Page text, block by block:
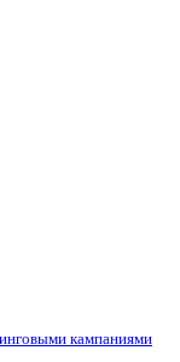
кампаниями